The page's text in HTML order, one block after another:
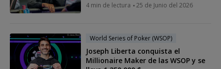
4 min de lectura 25 de Junio del 2026
World Series of Poker (WSOP)
Joseph Liberta conquista el
Millionaire Maker de las WSOP y se